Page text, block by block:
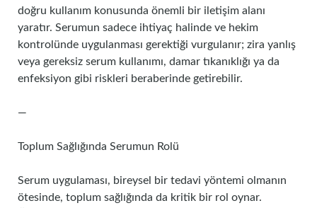
doğru kullanım konusunda önemli bir iletişim alanı
yaratır. Serumun sadece ihtiyaç halinde ve hekim
kontrolünde uygulanması gerektiği vurgulanır; zira yanlış
veya gereksiz serum kullanımı, damar tıkanıklığı ya da
enfeksiyon gibi riskleri beraberinde getirebilir.
—
Toplum Sağlığında Serumun Rolü
Serum uygulaması, bireysel bir tedavi yöntemi olmanın
ötesinde, toplum sağlığında da kritik bir rol oynar.